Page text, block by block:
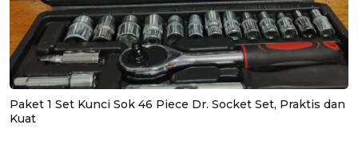
Paket 1 Set Kunci Sok 46 Piece Dr. Socket Set, Praktis dan
Kuat